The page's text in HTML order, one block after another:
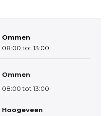
Ommen
08:00 tot 13:00
Ommen
08:00 tot 13:00
Hoogeveen